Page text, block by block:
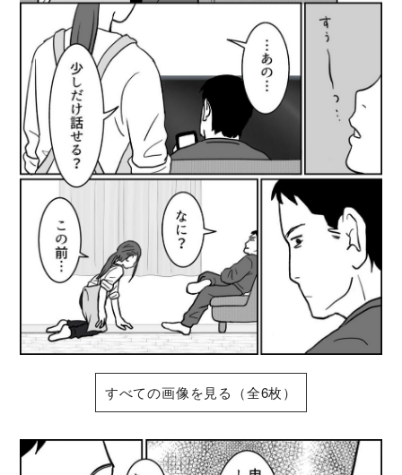
すべての画像を見る（全6枚）